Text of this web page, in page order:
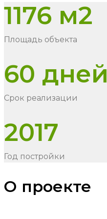
1176 м2
Площадь объекта
60 дней
Срок реализации
2017
Год постройки
О проекте